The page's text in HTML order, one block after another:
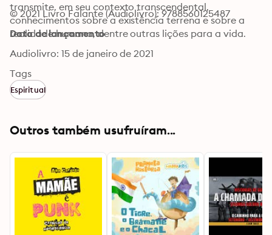
transmite, em seu contexto transcendental,
conhecimentos sobre a existência terrena e sobre a
realidade humana, dentre outras lições para a vida.
© 2021 Livro Falante (Audiolivro): 9788560125487
Data de lançamento
Audiolivro: 15 de janeiro de 2021
Tags
Espiritual
Outros também usufruíram...